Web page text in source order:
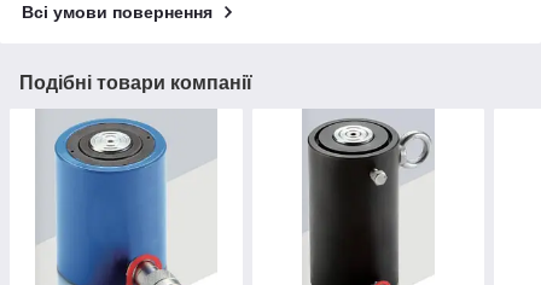
Всі умови повернення
Подібні товари компанії